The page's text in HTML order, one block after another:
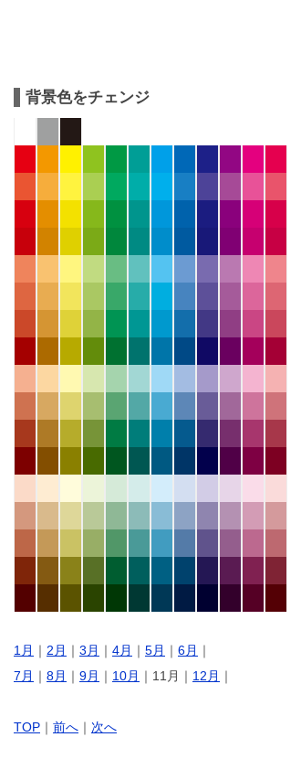
背景色をチェンジ
1月 ｜ 2月 ｜ 3月 ｜ 4月 ｜ 5月 ｜ 6月 ｜
7月 ｜ 8月 ｜ 9月 ｜ 10月 ｜11月｜ 12月 ｜
TOP ｜ 前へ ｜ 次へ